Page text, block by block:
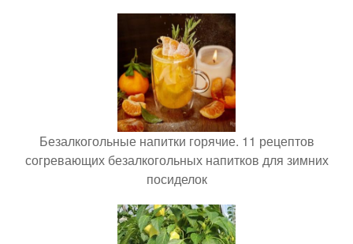
Безалкогольные напитки горячие. 11 рецептов
согревающих безалкогольных напитков для зимних
посиделок